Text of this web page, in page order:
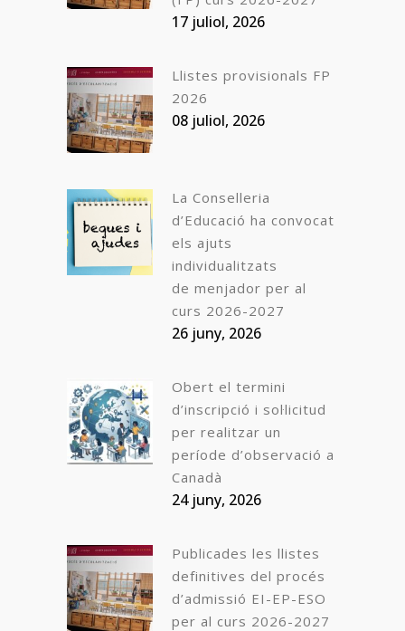
17 juliol, 2026
Llistes provisionals FP
2026
08 juliol, 2026
La Conselleria
d’Educació ha convocat
els ajuts
individualitzats
de menjador per al
curs 2026-2027
26 juny, 2026
Obert el termini
d’inscripció i sol·licitud
per realitzar un
període d’observació a
Canadà
24 juny, 2026
Publicades les llistes
definitives del procés
d’admissió EI-EP-ESO
per al curs 2026-2027